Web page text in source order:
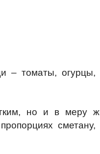
– томаты, огурцы,
но и в меру